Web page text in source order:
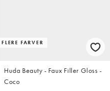
FLERE FARVER
Huda Beauty - Faux Filler Gloss -
Coco